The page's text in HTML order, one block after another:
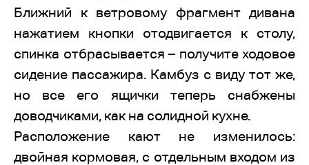
Ближний к ветровому фрагмент дивана
нажатием кнопки отодвигается к столу,
спинка отбрасывается – получите ходовое
сидение пассажира. Камбуз с виду тот же,
но все его ящички теперь снабжены
доводчиками, как на солидной кухне.
Расположение кают не изменилось:
двойная кормовая, с отдельным входом из